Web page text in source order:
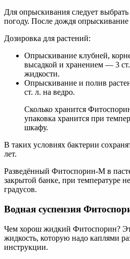
Для опрыскивания следует
погоду. После дождя опрыскивание
Дозировка для растений:
Опрыскивание клубней,
высадкой и хранением — 3
жидкости.
Опрыскивание и полив
ст. л. на ведро.
Сколько хранится
упаковка хранится при
шкафу.
В таких условиях бактерии
лет.
Разведённый Фитоспорин-М в
закрытой банке, при температуре
градусов.
Водная суспензия
Чем хорош жидкий Фитоспорин?
жидкость, которую надо каплями
инструкции.